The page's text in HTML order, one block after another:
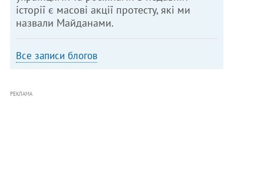
історії є масові акції протесту, які ми
назвали Майданами.
Все записи блогов
РЕКЛАМА